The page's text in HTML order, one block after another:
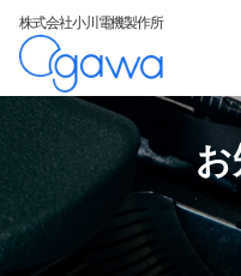
株式会社小川電機製作所